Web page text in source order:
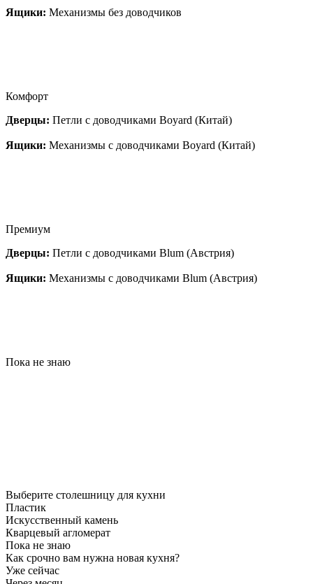
Ящики: Механизмы без доводчиков
Комфорт
Дверцы: Петли с доводчиками Boyard (Китай)
Ящики: Механизмы с доводчиками Boyard (Китай)
Премиум
Дверцы: Петли с доводчиками Blum (Австрия)
Ящики: Механизмы с доводчиками Blum (Австрия)
Пока не знаю
Выберите столешницу для кухни
Пластик
Искусственный камень
Кварцевый агломерат
Пока не знаю
Как срочно вам нужна новая кухня?
Уже сейчас